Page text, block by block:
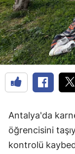
Antalya'da
öğrencisini
kontrolü